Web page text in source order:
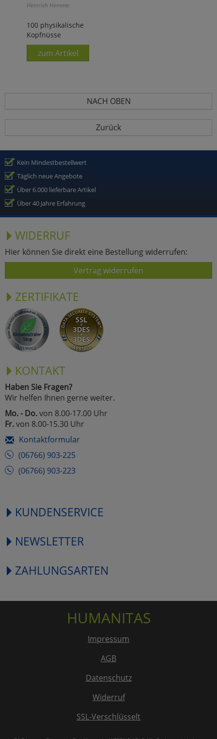
Heinrich Hemme:
100 physikalische
Kopfnüsse
zum Artikel
NACH OBEN
Zurück
Kein Mindestbestellwert
Täglich neue Angebote
Über 6.000 lieferbare Artikel
Über 40 Jahre Erfahrung
WIDERRUF
Hier können Sie direkt eine Bestellung widerrufen:
Vertrag widerrufen
ZERTIFIKATE
KONTAKT
Haben Sie Fragen?
Wir helfen Ihnen gerne weiter.
Mo. - Do.von 8.00-17.00 Uhr
Fr.von 8.00-15.30 Uhr
Kontaktformular
(06766) 903-225
(06766) 903-223
KUNDENSERVICE
NEWSLETTER
ZAHLUNGSARTEN
HUMANITAS
Impressum
AGB
Datenschutz
Widerruf
SSL-Verschlüsselt